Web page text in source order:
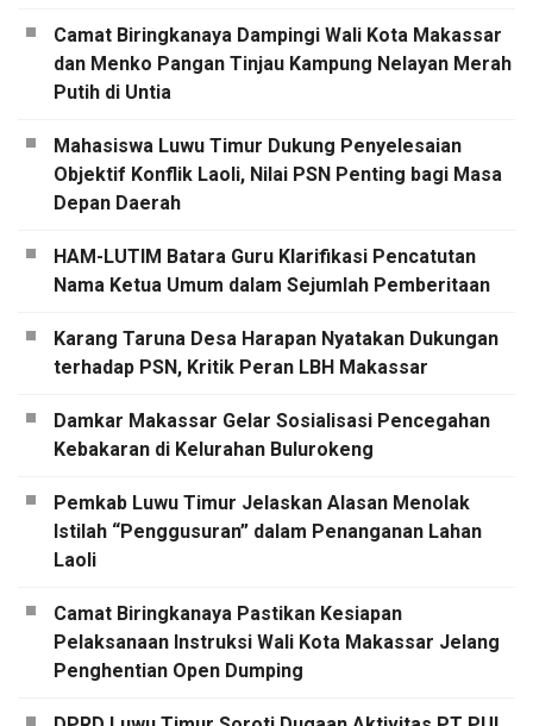
Camat Biringkanaya Dampingi Wali Kota Makassar
dan Menko Pangan Tinjau Kampung Nelayan Merah
Putih di Untia
Mahasiswa Luwu Timur Dukung Penyelesaian
Objektif Konflik Laoli, Nilai PSN Penting bagi Masa
Depan Daerah
HAM-LUTIM Batara Guru Klarifikasi Pencatutan
Nama Ketua Umum dalam Sejumlah Pemberitaan
Karang Taruna Desa Harapan Nyatakan Dukungan
terhadap PSN, Kritik Peran LBH Makassar
Damkar Makassar Gelar Sosialisasi Pencegahan
Kebakaran di Kelurahan Bulurokeng
Pemkab Luwu Timur Jelaskan Alasan Menolak
Istilah “Penggusuran” dalam Penanganan Lahan
Laoli
Camat Biringkanaya Pastikan Kesiapan
Pelaksanaan Instruksi Wali Kota Makassar Jelang
Penghentian Open Dumping